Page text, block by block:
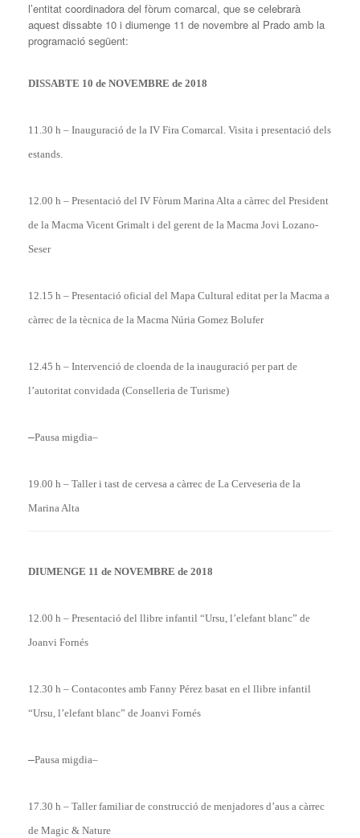
l’entitat coordinadora del fòrum comarcal, que se celebrarà
aquest dissabte 10 i diumenge 11 de novembre al Prado amb la
programació següent:
DISSABTE 10 de NOVEMBRE de 2018
11.30 h – Inauguració de la IV Fira Comarcal. Visita i presentació dels
estands.
12.00 h – Presentació del IV Fòrum Marina Alta a càrrec del President
de la Macma Vicent Grimalt i del gerent de la Macma Jovi Lozano-
Seser
12.15 h – Presentació oficial del Mapa Cultural editat per la Macma a
càrrec de la tècnica de la Macma Núria Gomez Bolufer
12.45 h – Intervenció de cloenda de la inauguració per part de
l’autoritat convidada (Conselleria de Turisme)
–Pausa migdia–
19.00 h – Taller i tast de cervesa a càrrec de La Cerveseria de la
Marina Alta
DIUMENGE 11 de NOVEMBRE de 2018
12.00 h – Presentació del llibre infantil “Ursu, l’elefant blanc” de
Joanvi Fornés
12.30 h – Contacontes amb Fanny Pérez basat en el llibre infantil
“Ursu, l’elefant blanc” de Joanvi Fornés
–Pausa migdia–
17.30 h – Taller familiar de construcció de menjadores d’aus a càrrec
de Magic & Nature